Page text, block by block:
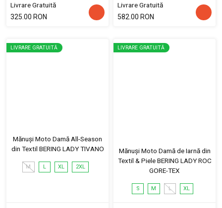
Livrare Gratuită
325.00 RON
Livrare Gratuită
582.00 RON
LIVRARE GRATUITĂ
Mănuși Moto Damă All-Season
din Textil BERING LADY TIVANO
M L XL 2XL
LIVRARE GRATUITĂ
Mănuși Moto Damă de Iarnă din
Textil & Piele BERING LADY ROC
GORE-TEX
S M L XL